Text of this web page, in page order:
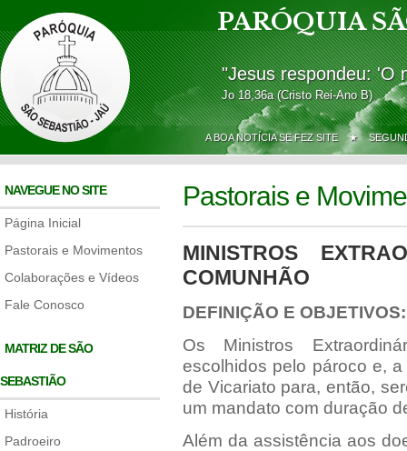
PARÓQUIA
"Jesus respondeu: 'O
Jo 18,36a (Cristo Rei-Ano B)
A BOA NOTÍCIA SE FEZ SITE ★
NAVEGUE NO SITE
Página Inicial
Pastorais e Movimentos
Colaborações e Vídeos
Fale Conosco
MATRIZ DE SÃO
SEBASTIÃO
História
Padroeiro
Pastorais e
MINISTROS
COMUNHÃO
DEFINIÇÃO E OBJETIVOS:
Os Ministros
escolhidos pelo pároco e,
de Vicariato para, então,
um mandato com duração
Além da assistência aos